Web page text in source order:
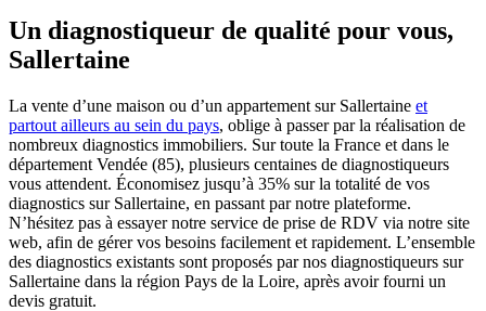
Un diagnostiqueur de qualité pour vous,
Sallertaine
La vente d’une maison ou d’un appartement sur Sallertaine et
partout ailleurs au sein du pays, oblige à passer par la réalisation de
nombreux diagnostics immobiliers. Sur toute la France et dans le
département Vendée (85), plusieurs centaines de diagnostiqueurs
vous attendent. Économisez jusqu’à 35% sur la totalité de vos
diagnostics sur Sallertaine, en passant par notre plateforme.
N’hésitez pas à essayer notre service de prise de RDV via notre site
web, afin de gérer vos besoins facilement et rapidement. L’ensemble
des diagnostics existants sont proposés par nos diagnostiqueurs sur
Sallertaine dans la région Pays de la Loire, après avoir fourni un
devis gratuit.